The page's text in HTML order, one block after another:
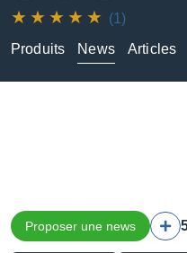
(1)
Produits
News Articles
Proposer une news